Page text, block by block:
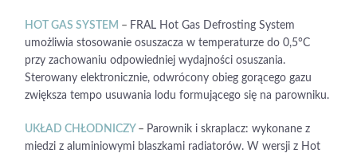
HOT GAS SYSTEM – FRAL Hot Gas Defrosting System
umożliwia stosowanie osuszacza w temperaturze do 0,5°C
przy zachowaniu odpowiedniej wydajności osuszania.
Sterowany elektronicznie, odwrócony obieg gorącego gazu
zwiększa tempo usuwania lodu formującego się na parowniku.
UKŁAD CHŁODNICZY – Parownik i skraplacz: wykonane z
miedzi z aluminiowymi blaszkami radiatorów. W wersji z Hot